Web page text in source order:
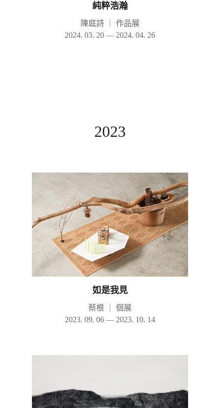
純粹浩瀚
陳庭詩
作品展
2024. 03. 20 — 2024. 04. 26
2023
如是我見
蔡根
個展
2023. 09. 06 — 2023. 10. 14